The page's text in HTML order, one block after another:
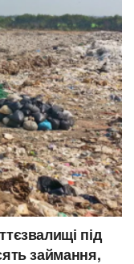
під
займання,